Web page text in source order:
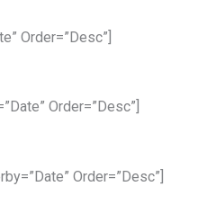
Order=”desc”]
Order=”desc”]
Order=”desc”]